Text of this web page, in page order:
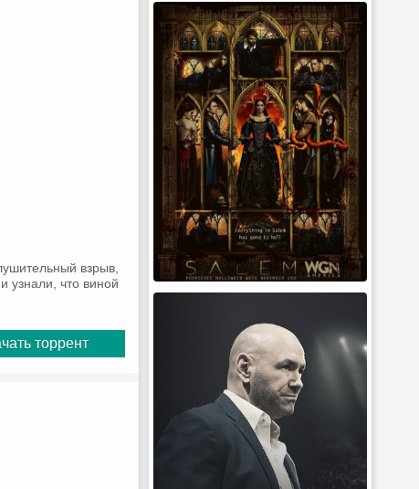
взрыв,
узнали, что виной
торрент